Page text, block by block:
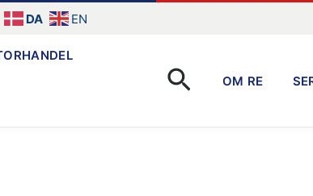
DA EN
Søg OM RE